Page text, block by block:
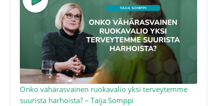
Onko vähärasvainen ruokavalio yksi terveytemme
suurista harhoista? – Taija Somppi